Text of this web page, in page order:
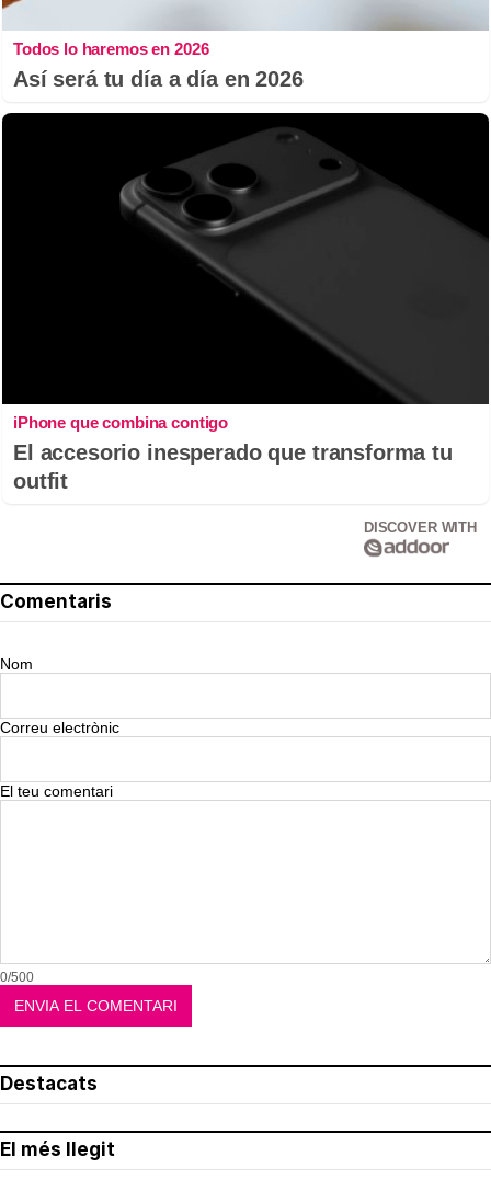
Todos lo haremos en 2026
Así será tu día a día en 2026
iPhone que combina contigo
El accesorio inesperado que transforma tu
outfit
DISCOVER WITH
Comentaris
Nom
Correu electrònic
El teu comentari
0/500
Destacats
El més llegit